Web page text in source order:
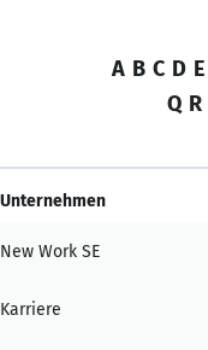
A B C D E
Q R
Unternehmen
New Work SE
Karriere